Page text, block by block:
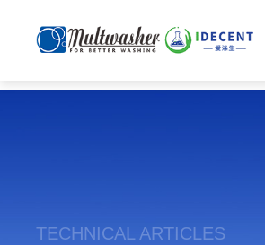
TECHNICAL ARTICLES